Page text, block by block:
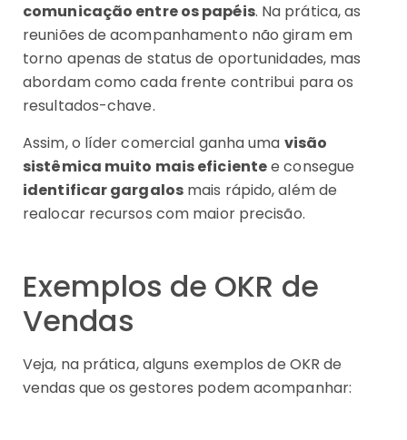
comunicação entre os papéis. Na prática, as
reuniões de acompanhamento não giram em
torno apenas de status de oportunidades, mas
abordam como cada frente contribui para os
resultados-chave.
Assim, o líder comercial ganha uma visão
sistêmica muito mais eficientee consegue
identificar gargalos mais rápido, além de
realocar recursos com maior precisão.
Exemplos de OKR de
Vendas
Veja, na prática, alguns exemplos de OKR de
vendas que os gestores podem acompanhar: